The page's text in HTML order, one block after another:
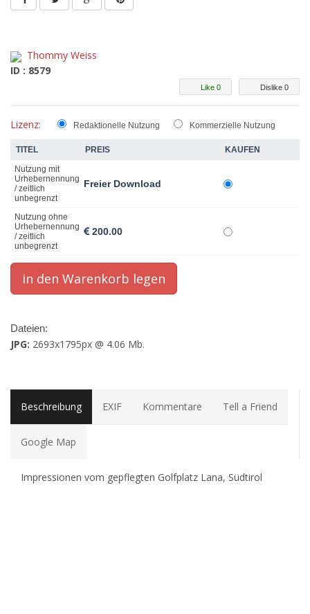
Thommy Weiss
ID : 8579
Dislike 0
Like 0
Lizenz: Redaktionelle Nutzung Kommerzielle Nutzung
TITEL PREIS
KAUFEN
Nutzung mit
Urhebernennung
/ zeitlich
unbegrenzt
Freier Download
Nutzung ohne
Urhebernennung
/ zeitlich
unbegrenzt
200.00
Dateien:
JPG: 2693x1795px @ 4.06 Mb.
Beschreibung EXIF Kommentare Tell a Friend
Google Map
Impressionen vom gepflegten Golfplatz Lana, Südtirol